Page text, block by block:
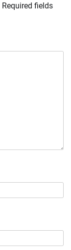
Required fields